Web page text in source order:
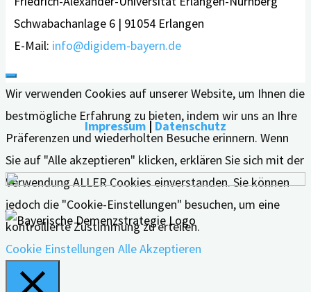
Schwabachanlage 6 | 91054 Erlangen
E-Mail: info@digidem-bayern.de
Impressum | Datenschutz
Wir verwenden Cookies auf unserer Website, um Ihnen die
bestmögliche Erfahrung zu bieten, indem wir uns an Ihre
Präferenzen und wiederholten Besuche erinnern. Wenn
Sie auf "Alle akzeptieren" klicken, erklären Sie sich mit der
Verwendung ALLER Cookies einverstanden. Sie können
jedoch die "Cookie-Einstellungen" besuchen, um eine
kontrollierte Zustimmung zu erteilen.
Cookie Einstellungen Alle Akzeptieren